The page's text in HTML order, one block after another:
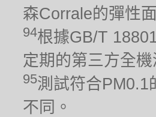
森Corrale的彈性
94根據GB/T
定期的第三方全
95測試符合PM0.1
不同。